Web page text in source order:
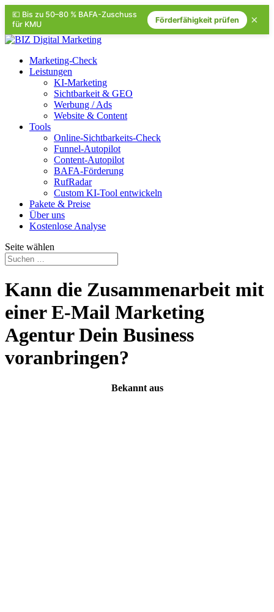
💶 Bis zu 50–80 % BAFA-Zuschuss
für KMU
Förderfähigkeit prüfen ×
Marketing-Check
Leistungen
KI-Marketing
Sichtbarkeit & GEO
Werbung / Ads
Website & Content
Tools
Online-Sichtbarkeits-Check
Funnel-Autopilot
Content-Autopilot
BAFA-Förderung
RufRadar
Custom KI-Tool entwickeln
Pakete & Preise
Über uns
Kostenlose Analyse
Seite wählen
Kann die Zusammenarbeit mit
einer E-Mail Marketing
Agentur Dein Business
voranbringen?
Bekannt aus